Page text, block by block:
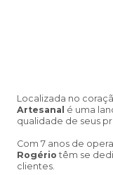
Localizada no
Artesanal é uma
qualidade de seus
Com 7 anos de
Rogério têm se
clientes.